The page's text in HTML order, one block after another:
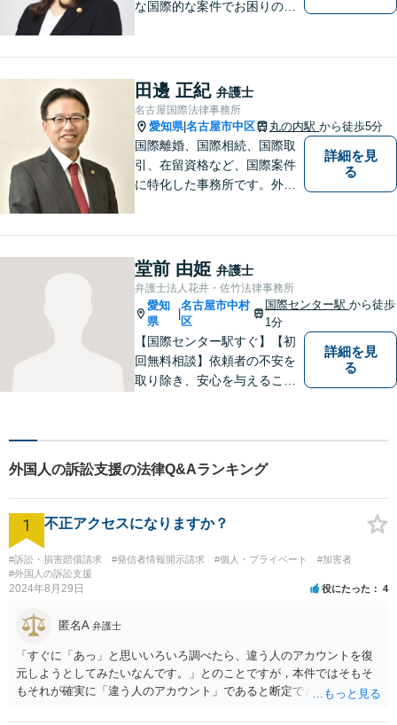
な国際的な案件でお困りの方
田邊 正紀 弁護士
名古屋国際法律事務所
愛知県|名古屋市中区 丸の内駅 から徒歩5分
国際離婚、国際相続、国際取
引、在留資格など、国際案件
に特化した事務所です。外国
います。事務所所属弁護士全
員、英語での案件対応が可能
です。
詳細を見
る
堂前 由姫 弁護士
弁護士法人花井・佐竹法律事務所
愛知
県
名古屋市中村
区
国際センター駅から徒歩
1分
【国際センター駅すぐ】【初
回無料相談】依頼者の不安を
取り除き、安心を与えること
をします。独自の専門家ネッ
な手続きに努めます。【ビデ
オ面談可】
詳細を見
る
外国人の訴訟支援の法律Q&Aランキング
1 不正アクセスになりますか？
#訴訟・損害賠償請求 #発信者情報開示請求 #個人・プライベート
#加害者
#外国人の訴訟支援
2024年8月29日 役にたった 4
匿名A 弁護士
「すぐに「あっ」と思いいろいろ調べたら、違う人のアカウントを復
元しようとしてみたいなんです。」とのことですが，本件ではそもそ
もそれが確実に「違う人のアカウント」であると断定できていません